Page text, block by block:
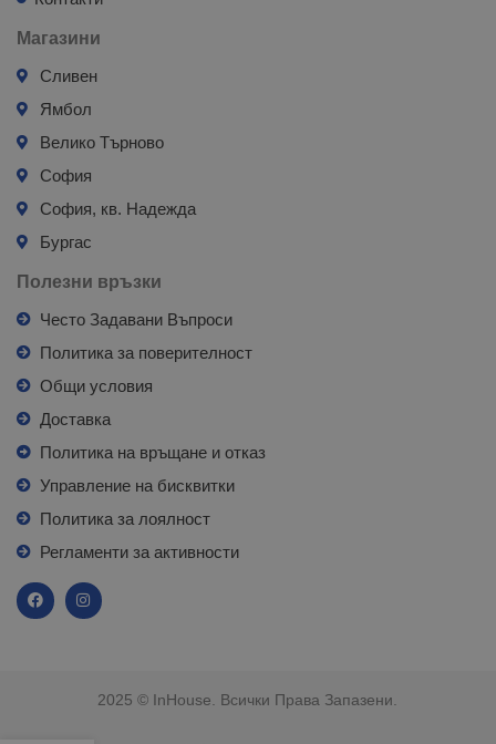
Магазини
Сливен
Ямбол
Велико Търново
София
София, кв. Надежда
Бургас
Полезни връзки
Често Задавани Въпроси
Политика за поверителност
Общи условия
Доставка
Политика на връщане и отказ
Управление на бисквитки
Политика за лоялност
Регламенти за активности
2025 © InHouse. Всички Права Запазени.